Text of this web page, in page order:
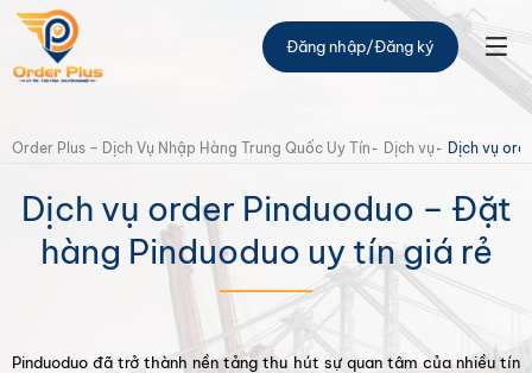
Đăng nhập/Đăng ký
Order Plus – Dịch Vụ Nhập Hàng Trung Quốc Uy Tín Dịch vụ Dịch vụ
Dịch vụ order Pinduoduo – Đặt
hàng Pinduoduo uy tín giá rẻ
Pinduoduo đã trở thành nền tảng thu hút sự quan tâm của nhiều tín
Thông tin mã đơn hàng
ID đơn hàng: 23435
Loại đơn hàng: Đơn hàng mua hộ
Trạng thái: 10:00 PM / 17-11-2022
Nhân viên xử lý: admin